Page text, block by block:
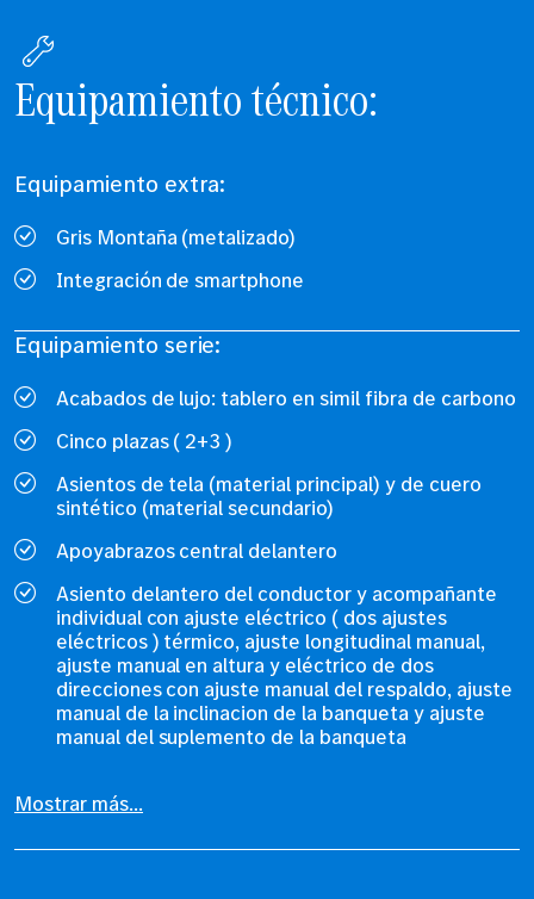
Equipamiento técnico:
Equipamiento serie:
Acabados de lujo: tablero en simil fibra de carbono
Cinco plazas ( 2+3 )
Asientos de tela (material principal) y de cuero
sintético (material secundario)
Apoyabrazos central delantero
Asiento delantero del conductor y acompañante
individual con ajuste eléctrico ( dos ajustes
eléctricos ) térmico, ajuste longitudinal manual,
ajuste manual en altura y eléctrico de dos
direcciones con ajuste manual del respaldo, ajuste
manual de la inclinacion de la banqueta y ajuste
manual del suplemento de la banqueta
Mostrar más...
Equipamiento extra:
Gris Montaña (metalizado)
Integración de smartphone